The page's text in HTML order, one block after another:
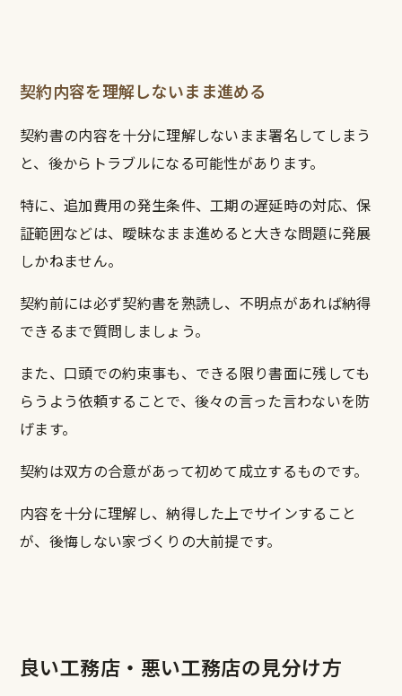
契約内容を理解しないまま進める
契約書の内容を十分に理解しないまま署名してしまう
と、後からトラブルになる可能性があります。
特に、追加費用の発生条件、工期の遅延時の対応、保
証範囲などは、曖昧なまま進めると大きな問題に発展
しかねません。
契約前には必ず契約書を熟読し、不明点があれば納得
できるまで質問しましょう。
また、口頭での約束事も、できる限り書面に残しても
らうよう依頼することで、後々の言った言わないを防
げます。
契約は双方の合意があって初めて成立するものです。
内容を十分に理解し、納得した上でサインすること
が、後悔しない家づくりの大前提です。
良い工務店・悪い工務店の見分け方